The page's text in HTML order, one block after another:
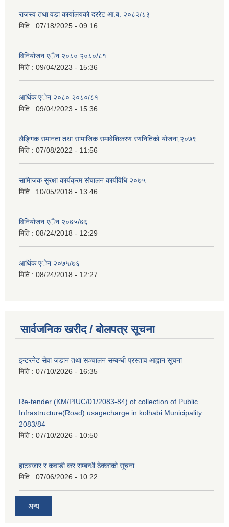
राजस्व तथा वडा कार्यालयको दररेट आ.ब. २०८२/८३
मिति : 07/18/2025 - 09:16
विनियोजन एेन २०८० २०८०/८१
मिति : 09/04/2023 - 15:36
आर्थिक एेन २०८० २०८०/८१
मिति : 09/04/2023 - 15:36
लैङ्गिक समानता तथा सामाजिक समावेशिकरण रणनितिको योजना,२०७९
मिति : 07/08/2022 - 11:56
सामािजक सुरक्षा कार्यक्रम संचालन कार्यविधि २०७५
मिति : 10/05/2018 - 13:46
विनियोजन एेेन २०७५/७६
मिति : 08/24/2018 - 12:29
आर्थिक एेेन २०७५/७६
मिति : 08/24/2018 - 12:27
सार्वजनिक खरीद / बोलपत्र सूचना
इन्टरनेट सेवा जडान तथा सञ्चालन सम्बन्धी प्रस्ताव आह्वान सूचना
मिति : 07/10/2026 - 16:35
Re-tender (KM/PIUC/01/2083-84) of collection of Public
Infrastructure(Road) usagecharge in kolhabi Municipality
2083/84
मिति : 07/10/2026 - 10:50
हाटबजार र कवाडी कर सम्बन्धी ठेक्काको सूचना
मिति : 07/06/2026 - 10:22
अन्य